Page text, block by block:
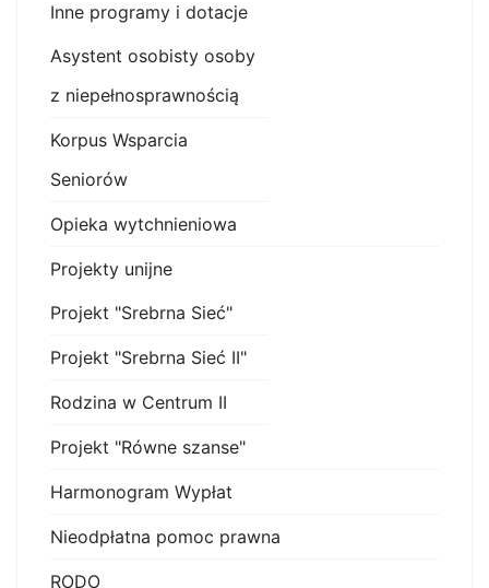
Inne programy i dotacje
Asystent osobisty osoby
z niepełnosprawnością
Korpus Wsparcia
Seniorów
Opieka wytchnieniowa
Projekty unijne
Projekt "Srebrna Sieć"
Projekt "Srebrna Sieć II"
Rodzina w Centrum II
Projekt "Równe szanse"
Harmonogram Wypłat
Nieodpłatna pomoc prawna
RODO